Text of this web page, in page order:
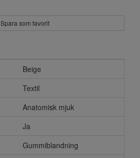
Spara som favorit
Beige
Textil
Anatomisk mjuk
Ja
Gummiblandning